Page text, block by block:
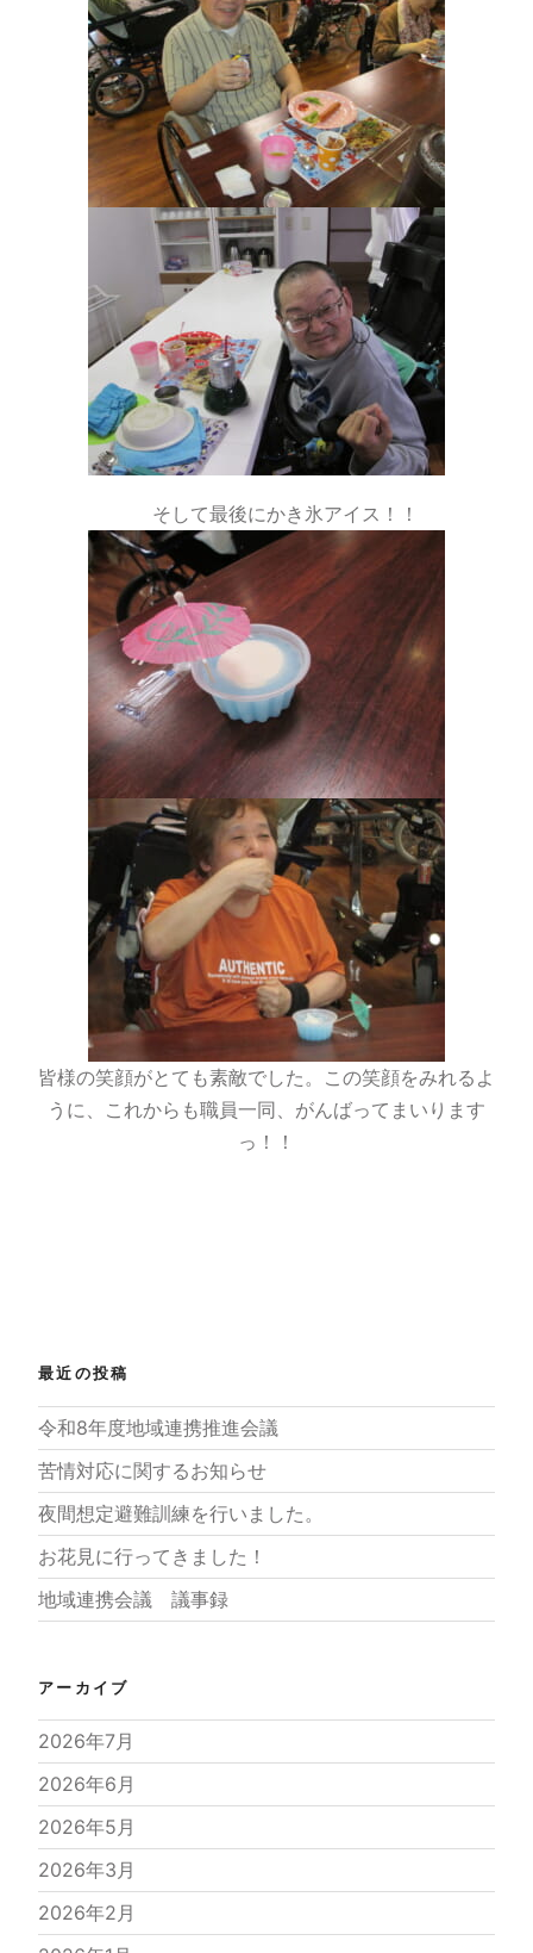
そして最後にかき氷アイス！！
皆様の笑顔がとても素敵でした。この笑顔をみれるよ
うに、これからも職員一同、がんばってまいります
っ！！
最近の投稿
令和8年度地域連携推進会議
苦情対応に関するお知らせ
夜間想定避難訓練を行いました。
お花見に行ってきました！
地域連携会議 議事録
アーカイブ
2026年7月
2026年6月
2026年5月
2026年3月
2026年2月